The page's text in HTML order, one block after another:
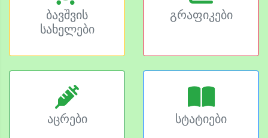
ბავშვის
სახელები
გრაფიკები
აცრები სტატიები